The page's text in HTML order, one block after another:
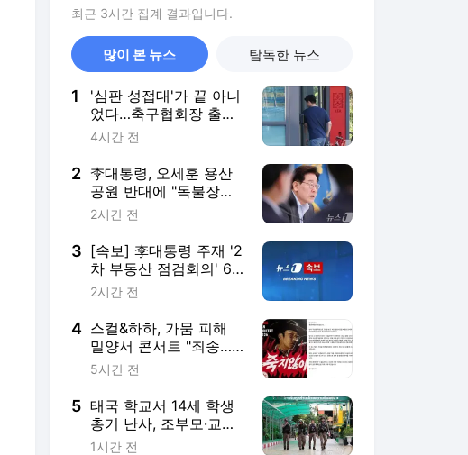
최근 3시간 집계 결과입니다.
많이 본 뉴스 탐독한 뉴스
1
'심판 성접대'가 끝 아니
었다…축구협회장 출장
에 부인 3회 동반 '펑펑'
4시간 전
2 李대통령, 오세훈 용산
공원 반대에 "독불장군
처럼 못해…서울시와 협
2시간 전
3 [속보] 李대통령 주재 '2
차 부동산 점검회의' 6
시간만에 종료
2시간 전
4 스컬&하하, 가뭄 피해
밀양서 콘서트 "죄송…
출연료 전액 기부할 것"
5시간 전
5 태국 학교서 14세 학생
총기 난사, 조부모·교직
원 7명 살해(종합2보)
1시간 전